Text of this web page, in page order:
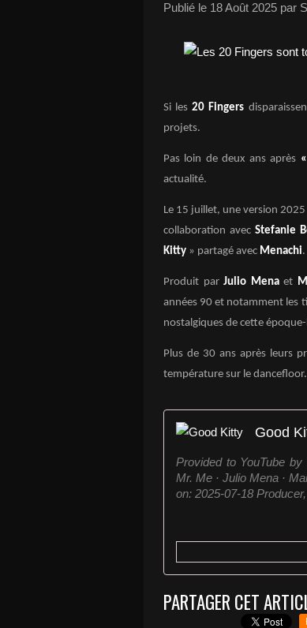
Publié le 18 Août 2025 par
Si les20 Fingers
projets.
Pas loin de deux ans après
actualité.
Le 15 juillet, une version 2025
collaboration avec Stefanie
Kitty » partagé avec Menachi.
Produit parJulio Menaet
années 90 et notamment les
nostalgiques de cette
Plus de 30 ans après leurs
température sur le dancefloor.
Good
Provided to YouTube
Mr. Me · Julio Mena ·
on: 2025-07-18
PARTAGER CET